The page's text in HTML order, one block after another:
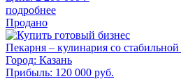
подробнее
Продано
Пекарня – кулинария со
Город: Казань
Прибыль: 120 000 руб.